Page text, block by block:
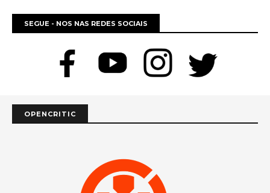
SEGUE - NOS NAS REDES SOCIAIS
OPENCRITIC